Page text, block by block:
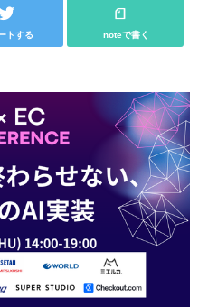
トする noteで書く